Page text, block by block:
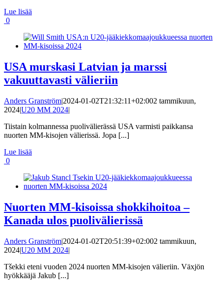
Lue lisää
0
USA murskasi Latvian ja marssi
vakuuttavasti välieriin
Anders Granström|2024-01-02T21:32:11+02:002 tammikuun,
2024|U20 MM 2024|
Tiistain kolmannessa puolivälierässä USA varmisti paikkansa
nuorten MM-kisojen välierissä. Jopa [...]
Lue lisää
0
Nuorten MM-kisoissa shokkihoitoa –
Kanada ulos puolivälierissä
Anders Granström|2024-01-02T20:51:39+02:002 tammikuun,
2024|U20 MM 2024|
Tšekki eteni vuoden 2024 nuorten MM-kisojen välieriin. Växjön
hyökkääjä Jakub [...]